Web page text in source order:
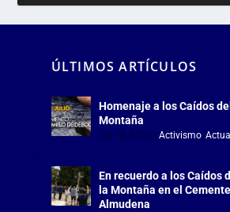
ÚLTIMOS ARTÍCULOS
Homenaje a los Caídos
Montaña
Jul 18, 2026 Activismo,
En recuerdo a los Caídos
la Montaña en el
Almudena